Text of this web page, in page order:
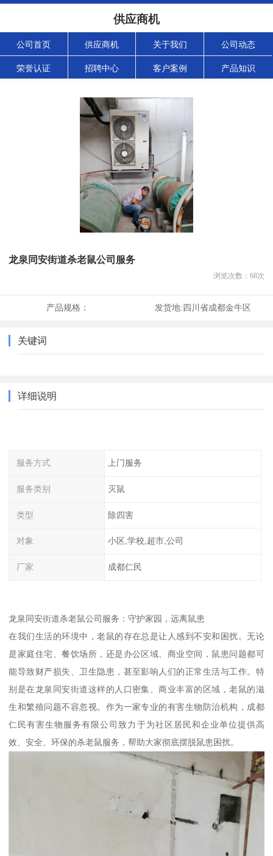
供应商机
公司首页 供应商机 关于我们 公司动态
荣誉认证 招聘中心 客户案例 产品知识
龙泉同安街道杀老鼠公司服务
浏览次数： 68次
产品规格： 发货地:四川省成都金牛区
关键词
详细说明
服务方式 上门服务
服务类别 灭鼠
类型 除四害
对象 小区,学校,超市,公司
厂家 成都仁民
龙泉同安街道杀老鼠公司服务：守护家园，远离鼠患
在我们生活的环境中，老鼠的存在总是让人感到不安和困扰。无论
是家庭住宅、餐饮场所，还是办公区域、商业空间，鼠患问题都可
能导致财产损失、卫生隐患，甚至影响人们的正常生活与工作。特
别是在龙泉同安街道这样的人口密集、商业丰富的区域，老鼠的滋
生和繁殖问题不容忽视。作为一家专业的有害生物防治机构，成都
仁民有害生物服务有限公司致力于为社区居民和企业单位提供高
效、安全、环保的杀老鼠服务，帮助大家彻底摆脱鼠患困扰。